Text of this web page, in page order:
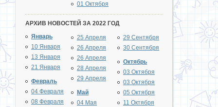
01 Октября
АРХИВ НОВОСТЕЙ ЗА 2022 ГОД
Январь
10 Января
13 Января
21 Января
Февраль
04 Февраля
08 Февраля
25 Апреля
26 Апреля
26 Апреля
28 Апреля
29 Апреля
Май
04 Мая
29 Сентября
30 Сентября
Октябрь
03 Октября
03 Октября
05 Октября
11 Октября